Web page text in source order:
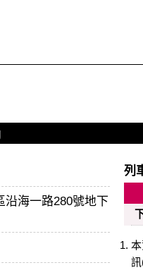
沿海一路280號地下
列